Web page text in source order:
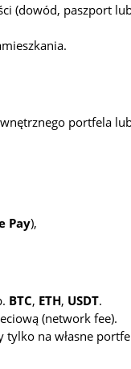
(dowód, paszport
portfela
Pay),
BTC, ETH, USDT.
(network fee).
tylko na własne